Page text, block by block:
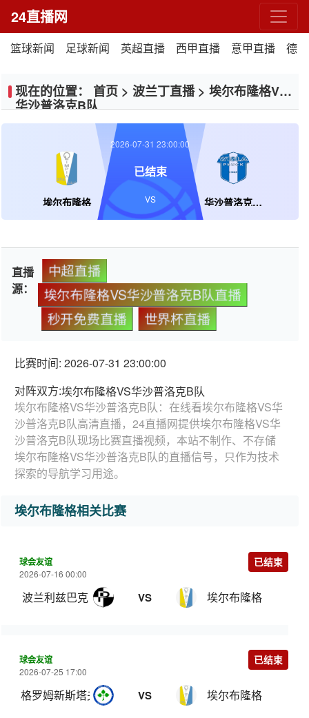
24直播网
篮球新闻 足球新闻 英超直播 西甲直播 意甲直播 德
现在的位置： 首页 > 波兰丁直播> 埃尔布隆格VS
华沙普洛克B队
埃尔布隆格 华沙普洛克B队
2026-07-31 23:00:00
已结束
VS
直播
源：
中超直播
埃尔布隆格VS华沙普洛克B队直播
秒开免费直播
世界杯直播
比赛时间: 2026-07-31 23:00:00
对阵双方:埃尔布隆格VS华沙普洛克B队
埃尔布隆格VS华沙普洛克B队：在线看埃尔布隆格VS华
沙普洛克B队高清直播，24直播网提供埃尔布隆格VS华
沙普洛克B队现场比赛直播视频，本站不制作、不存储
埃尔布隆格VS华沙普洛克B队的直播信号，只作为技术
探索的导航学习用途。
埃尔布隆格相关比赛
球会友谊
2026-07-16 00:00
波兰利兹巴克 VS 埃尔布隆格
已结束
球会友谊
2026-07-25 17:00
格罗姆新斯塔夫 VS 埃尔布隆格
已结束